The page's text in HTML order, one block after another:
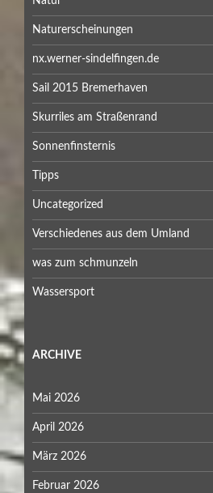
Naturerscheinungen
nx.werner-sindelfingen.de
Sail 2015 Bremerhaven
Skurriles am Straßenrand
Sonnenfinsternis
Tipps
Uncategorized
Verschiedenes aus dem Umland
was zum schmunzeln
Wassersport
ARCHIVE
Mai 2026
April 2026
März 2026
Februar 2026